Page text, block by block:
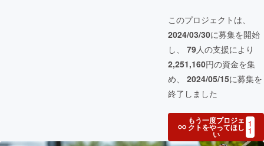
このプロジェクトは、
2024/03/30に募集を開始
し、 79人の支援により
2,251,160円の資金を集
め、 2024/05/15に募集を
終了しました
もう一度プロジェ
クトをやってほし
い
1
1